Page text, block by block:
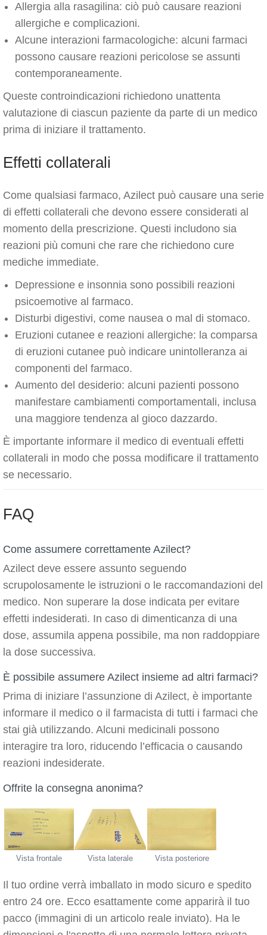
Allergia alla rasagilina: ciò può causare reazioni
allergiche e complicazioni.
Alcune interazioni farmacologiche: alcuni farmaci
possono causare reazioni pericolose se assunti
contemporaneamente.
Queste controindicazioni richiedono unattenta
valutazione di ciascun paziente da parte di un medico
prima di iniziare il trattamento.
Effetti collaterali
Come qualsiasi farmaco, Azilect può causare una serie
di effetti collaterali che devono essere considerati al
momento della prescrizione. Questi includono sia
reazioni più comuni che rare che richiedono cure
mediche immediate.
Depressione e insonnia sono possibili reazioni
psicoemotive al farmaco.
Disturbi digestivi, come nausea o mal di stomaco.
Eruzioni cutanee e reazioni allergiche: la comparsa
di eruzioni cutanee può indicare unintolleranza ai
componenti del farmaco.
Aumento del desiderio: alcuni pazienti possono
manifestare cambiamenti comportamentali, inclusa
una maggiore tendenza al gioco dazzardo.
È importante informare il medico di eventuali effetti
collaterali in modo che possa modificare il trattamento
se necessario.
FAQ
Come assumere correttamente Azilect?
Azilect deve essere assunto seguendo
scrupolosamente le istruzioni o le raccomandazioni del
medico. Non superare la dose indicata per evitare
effetti indesiderati. In caso di dimenticanza di una
dose, assumila appena possibile, ma non raddoppiare
la dose successiva.
È possibile assumere Azilect insieme ad altri farmaci?
Prima di iniziare l’assunzione di Azilect, è importante
informare il medico o il farmacista di tutti i farmaci che
stai già utilizzando. Alcuni medicinali possono
interagire tra loro, riducendo l’efficacia o causando
reazioni indesiderate.
Offrite la consegna anonima?
Vista frontale Vista laterale Vista posteriore
Il tuo ordine verrà imballato in modo sicuro e spedito
entro 24 ore. Ecco esattamente come apparirà il tuo
pacco (immagini di un articolo reale inviato). Ha le